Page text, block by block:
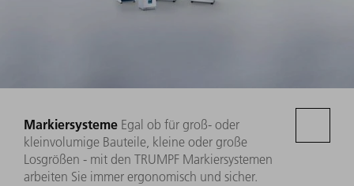
Markiersysteme Egal ob für groß- oder
kleinvolumige Bauteile, kleine oder große
Losgrößen - mit den TRUMPF Markiersystemen
arbeiten Sie immer ergonomisch und sicher.